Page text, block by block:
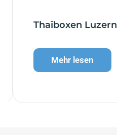
Thaiboxen Luzern
Mehr lesen